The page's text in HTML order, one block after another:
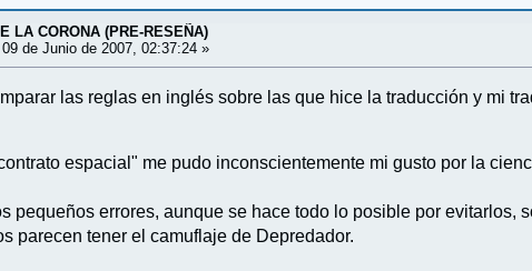
LA CORONA (PRE-RESEÑA)
09 de Junio de 2007, 02:37:24 »
las reglas en inglés sobre las que hice la traducción y mi
espacial" me pudo inconscientemente mi gusto por la
pequeños errores, aunque se hace todo lo posible por evitarlos,
parecen tener el camuflaje de Depredador.